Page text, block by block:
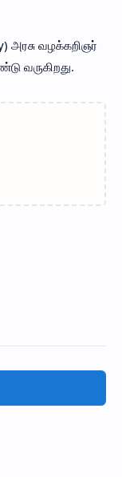
அரசு வழக்கறிஞர்
வருகிறது.